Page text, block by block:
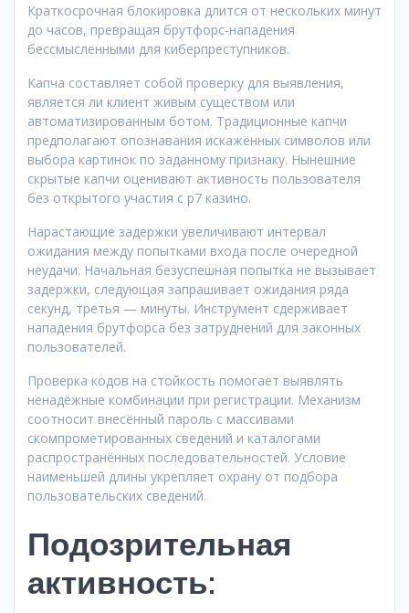
Краткосрочная блокировка длится от нескольких минут
до часов, превращая брутфорс-нападения
бессмысленными для киберпреступников.
Капча составляет собой проверку для выявления,
является ли клиент живым существом или
автоматизированным ботом. Традиционные капчи
предполагают опознавания искажённых символов или
выбора картинок по заданному признаку. Нынешние
скрытые капчи оценивают активность пользователя
без открытого участия с р7 казино.
Нарастающие задержки увеличивают интервал
ожидания между попытками входа после очередной
неудачи. Начальная безуспешная попытка не вызывает
задержки, следующая запрашивает ожидания ряда
секунд, третья — минуты. Инструмент сдерживает
нападения брутфорса без затруднений для законных
пользователей.
Проверка кодов на стойкость помогает выявлять
ненадёжные комбинации при регистрации. Механизм
соотносит внесённый пароль с массивами
скомпрометированных сведений и каталогами
распространённых последовательностей. Условие
наименьшей длины укрепляет охрану от подбора
пользовательских сведений.
Подозрительная
активность: